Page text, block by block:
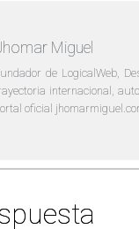
Miguel
de LogicalWeb,
internacional,
oficial